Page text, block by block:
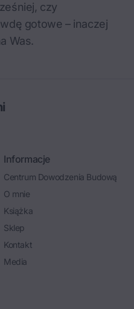
czy
gotowe – inaczej
Was.
Informacje
Centrum Dowodzenia Budową
O mnie
Książka
Sklep
Kontakt
Media